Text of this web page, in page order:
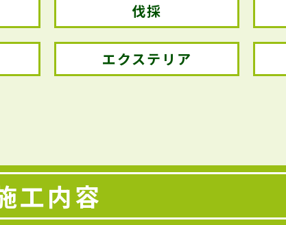
伐採
エクステリア
工内容